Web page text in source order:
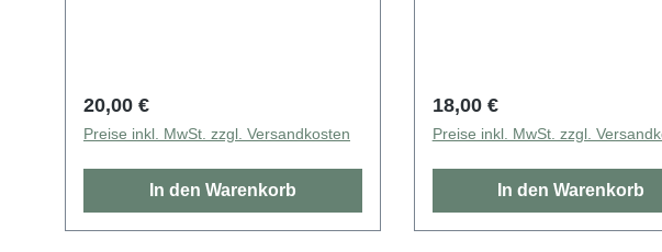
Regulärer Preis:
20,00 €
Preise inkl. MwSt. zzgl. Versandkosten
In den Warenkorb
Regulärer Preis:
18,00 €
Preise inkl. MwSt. zzgl.
In den Warenkorb